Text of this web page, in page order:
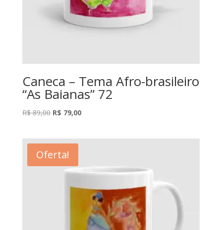
Caneca – Tema Afro-brasileiro
“As Baianas” 72
R$89,00 O
era:
R$ 89,00.
R$ 79,00O
Oferta!